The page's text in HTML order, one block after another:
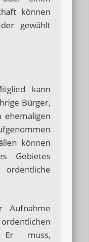
können
gewählt
kann
Bürger,
ehemaligen
können
Gebietes
Aufnahme
Er muss,